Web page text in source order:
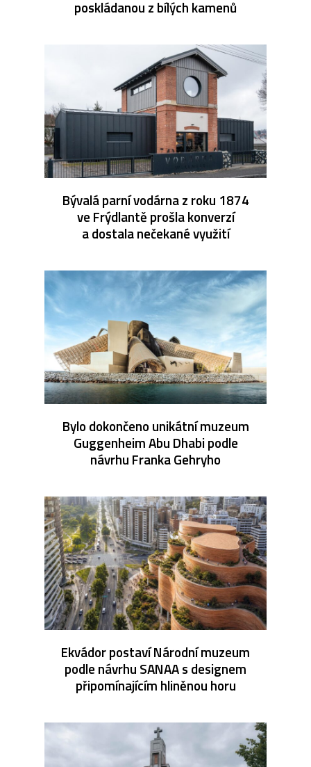
poskládanou z bílých kamenů
Bývalá parní vodárna z roku 1874
ve Frýdlantě prošla konverzí
a dostala nečekané využití
Bylo dokončeno unikátní muzeum
Guggenheim Abu Dhabi podle
návrhu Franka Gehryho
Ekvádor postaví Národní muzeum
podle návrhu SANAA s designem
připomínajícím hliněnou horu